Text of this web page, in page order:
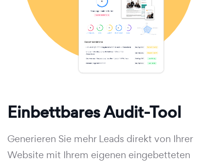
Einbettbares Audit-Tool
Generieren Sie mehr Leads direkt von Ihrer
Website mit Ihrem eigenen eingebetteten